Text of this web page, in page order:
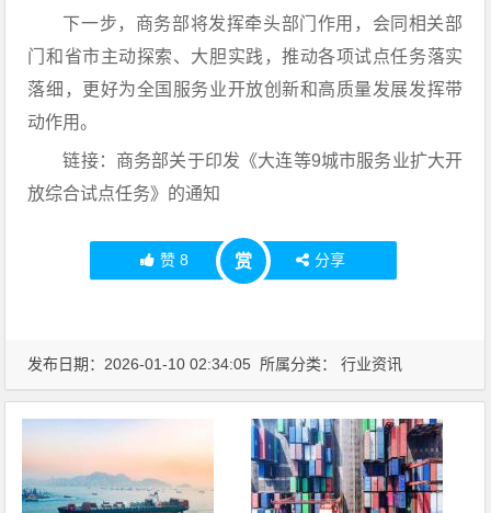
下一步，商务部将发挥牵头部门作用，会同相关部
门和省市主动探索、大胆实践，推动各项试点任务落实
落细，更好为全国服务业开放创新和高质量发展发挥带
动作用。
链接：商务部关于印发《大连等9城市服务业扩大开
放综合试点任务》的通知
赞 8 赏 分享
发布日期：2026-01-10 02:34:05 所属分类：行业资讯